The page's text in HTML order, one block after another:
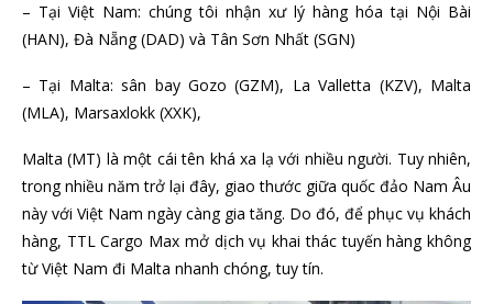
– Tại Việt Nam: chúng tôi nhận xư lý hàng hóa tại Nội Bài
(HAN), Đà Nẵng (DAD) và Tân Sơn Nhất (SGN)
– Tại Malta: sân bay Gozo (GZM), La Valletta (KZV), Malta
(MLA), Marsaxlokk (XXK),
Malta (MT) là một cái tên khá xa lạ với nhiều người. Tuy nhiên,
trong nhiều năm trở lại đây, giao thước giữa quốc đảo Nam Âu
này với Việt Nam ngày càng gia tăng. Do đó, để phục vụ khách
hàng, TTL Cargo Max mở dịch vụ khai thác tuyến hàng không
từ Việt Nam đi Malta nhanh chóng, tuy tín.